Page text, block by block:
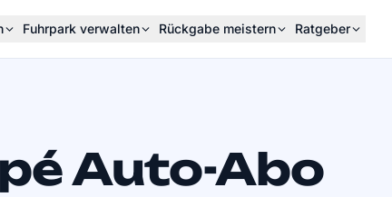
Fuhrpark verwalten Rückgabe meistern Ratgeber
Auto-Abo